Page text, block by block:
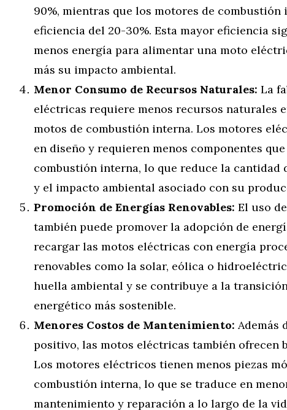
90%, mientras que los motores de
eficiencia del 20-30%. Esta mayor eficiencia
menos energía para alimentar una moto
más su impacto ambiental.
Menor Consumo de Recursos Naturales: La
eléctricas requiere menos recursos naturales
motos de combustión interna. Los motores
en diseño y requieren menos componentes
combustión interna, lo que reduce la cantidad
y el impacto ambiental asociado con su
Promoción de Energías Renovables: El uso
también puede promover la adopción de
recargar las motos eléctricas con energía
renovables como la solar, eólica o
huella ambiental y se contribuye a la
energético más sostenible.
Menores Costos de Mantenimiento: Además
positivo, las motos eléctricas también ofrecen
Los motores eléctricos tienen menos piezas
combustión interna, lo que se traduce en
mantenimiento y reparación a lo largo de la